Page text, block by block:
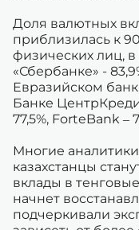
Доля валютных
приблизилась к
физических лиц,
«Сбербанке» -
Евразийском
Банке
77,5%, ForteBank –
Многие
казахстанцы
вклады в
начнет
подчеркивали